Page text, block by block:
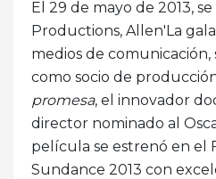
El 29 de mayo de 2013,
Productions, Allen'La
medios de comunicación,
como socio de
promesa, el innovador
director nominado al
película se estrenó en el
Sundance 2013 con